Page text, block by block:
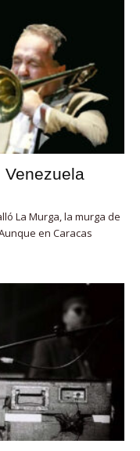
Venezuela
La Murga, la murga de
en Caracas